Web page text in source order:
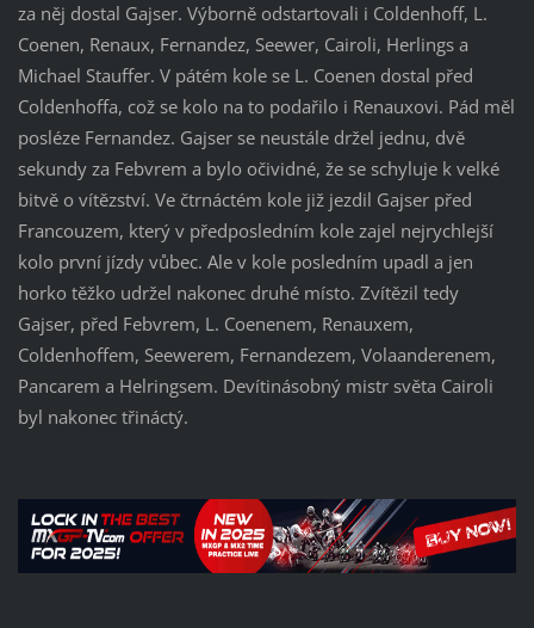
za něj dostal Gajser. Výborně odstartovali i Coldenhoff, L.
Coenen, Renaux, Fernandez, Seewer, Cairoli, Herlings a
Michael Stauffer. V pátém kole se L. Coenen dostal před
Coldenhoffa, což se kolo na to podařilo i Renauxovi. Pád měl
posléze Fernandez. Gajser se neustále držel jednu, dvě
sekundy za Febvrem a bylo očividné, že se schyluje k velké
bitvě o vítězství. Ve čtrnáctém kole již jezdil Gajser před
Francouzem, který v předposledním kole zajel nejrychlejší
kolo první jízdy vůbec. Ale v kole posledním upadl a jen
horko těžko udržel nakonec druhé místo. Zvítězil tedy
Gajser, před Febvrem, L. Coenenem, Renauxem,
Coldenhoffem, Seewerem, Fernandezem, Volaanderenem,
Pancarem a Helringsem. Devítinásobný mistr světa Cairoli
byl nakonec třináctý.